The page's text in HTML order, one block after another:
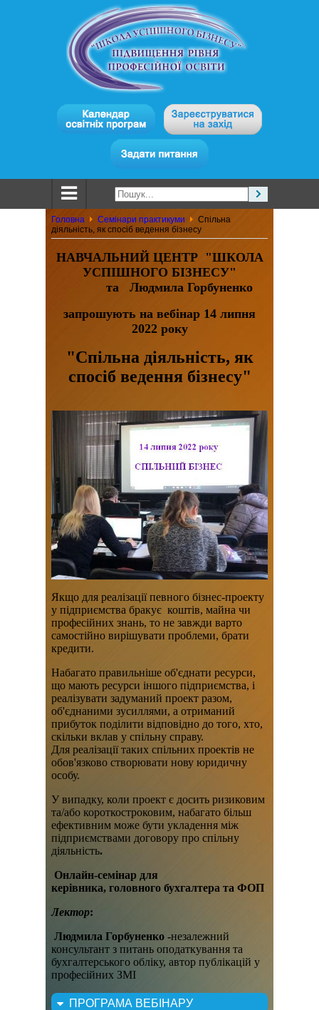
Головна Семінари практикуми
Спільна
діяльність, як спосіб ведення бізнесу
НАВЧАЛЬНИЙ ЦЕНТР "ШКОЛА
УСПІШНОГО БІЗНЕСУ"
та Людмила Горбуненко
запрошують на вебінар 14 липня
2022 року
"Спільна діяльність, як
спосіб ведення бізнесу"
Якщо для реалізації певного бізнес-проекту
у підприємства бракує коштів, майна чи
професійних знань, то не завжди варто
самостійно вирішувати проблеми, брати
кредити.
Набагато правильніше об'єднати ресурси,
що мають ресурси іншого підприємства, і
реалізувати задуманий проект разом,
об'єднаними зусиллями, а отриманий
прибуток поділити відповідно до того, хто,
скільки вклав у спільну справу.
Для реалізації таких спільних проектів не
обов'язково створювати нову юридичну
особу.
У випадку, коли проект є досить ризиковим
та/або короткостроковим, набагато більш
ефективним може бути укладення між
підприємствами договору про спільну
діяльність.
Онлайн-семінар для
керівника, головного бухгалтера та ФОП
Лектор:
Людмила Горбуненко -незалежний
консультант з питань оподаткування та
бухгалтерського обліку, автор публікацій у
професійних ЗМІ
ПРОГРАМА ВЕБІНАРУ